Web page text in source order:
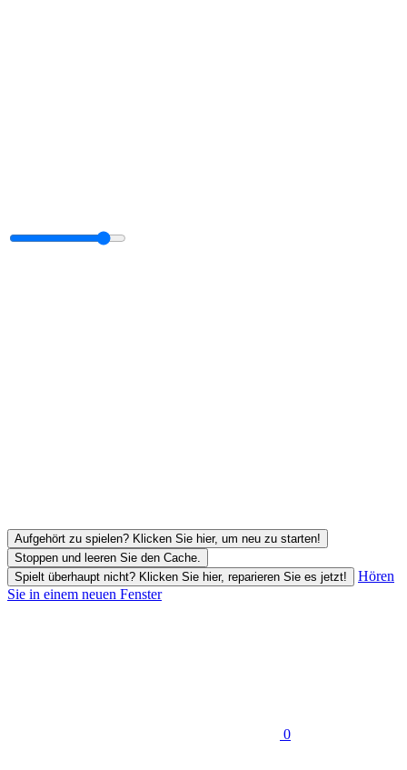
Aufgehört zu spielen? Klicken Sie hier, um neu zu starten!
Stoppen und leeren Sie den Cache.
Spielt überhaupt nicht? Klicken Sie hier, reparieren Sie es jetzt!
Hören
Sie in einem neuen Fenster
0